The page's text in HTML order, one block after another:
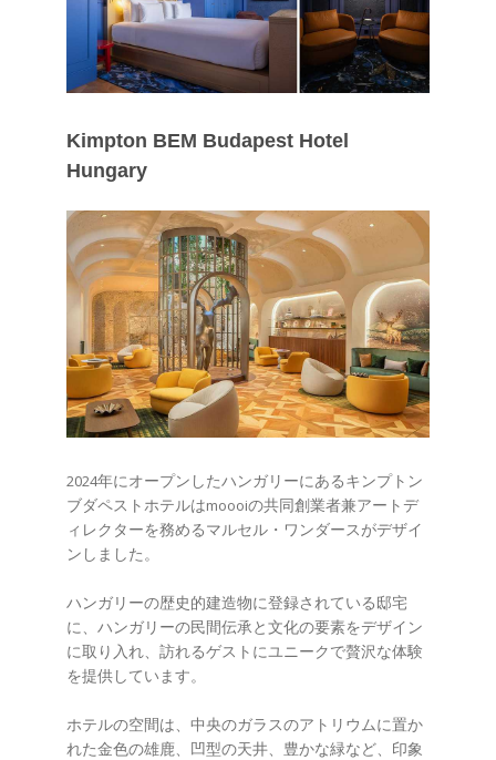
Kimpton BEM Budapest Hotel
Hungary
2024年にオープンしたハンガリーにあるキンプトン
ブダペストホテルはmoooiの共同創業者兼アートデ
ィレクターを務めるマルセル・ワンダースがデザイ
ンしました。
ハンガリーの歴史的建造物に登録されている邸宅
に、ハンガリーの民間伝承と文化の要素をデザイン
に取り入れ、訪れるゲストにユニークで贅沢な体験
を提供しています。
ホテルの空間は、中央のガラスのアトリウムに置か
れた金色の雄鹿、凹型の天井、豊かな緑など、印象